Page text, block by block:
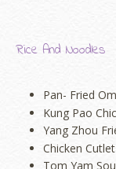
Rice And Noodles
Pan- Fried
Kung Pao
Yang Zhou
Chicken
Tom Yam